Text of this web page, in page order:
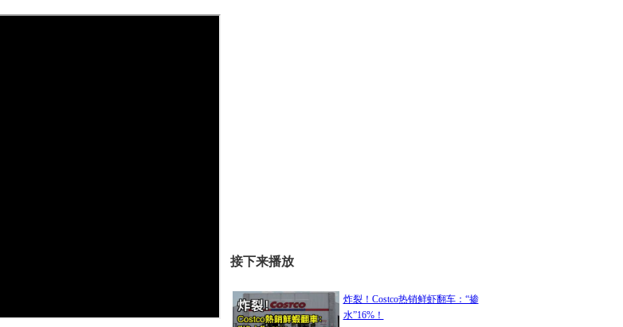
接下来播放
炸裂！Costco热销鲜虾翻车：“掺
水”16%！